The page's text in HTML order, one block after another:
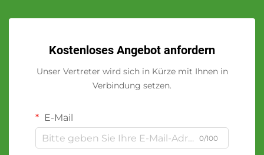
Kostenloses Angebot anfordern
Unser Vertreter wird sich in Kürze mit Ihnen in
Verbindung setzen.
E-Mail
0/100